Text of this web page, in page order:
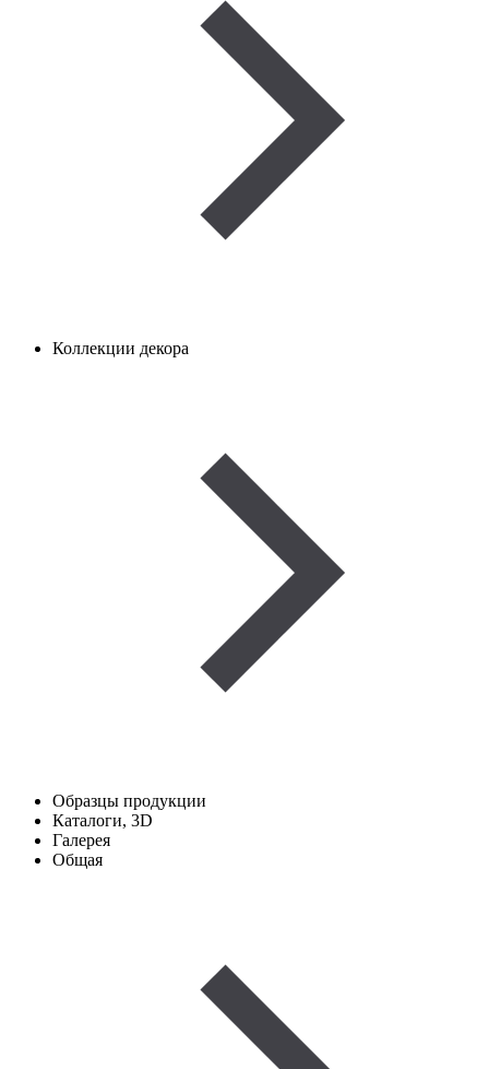
Коллекции декора
Образцы продукции
Каталоги, 3D
Галерея
Общая